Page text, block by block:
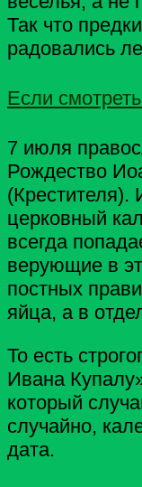
Так что
радовались
Если
7 июля
Рождество
(Крестителя).
церковный
всегда
верующие в
постных
яйца, а в
То есть
Ивана
который
случайно,
дата.